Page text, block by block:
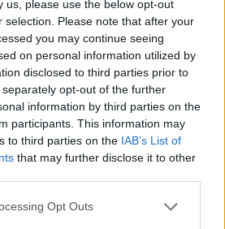
us, please use the below opt-out
selection. Please note that after your
you may continue seeing
on personal information utilized by
disclosed to third parties prior to
opt-out of the further
information by third parties on the
participants. This information may
to third parties on the IAB’s List of
that may further disclose it to other
app uses one or more Google
Opt Outs